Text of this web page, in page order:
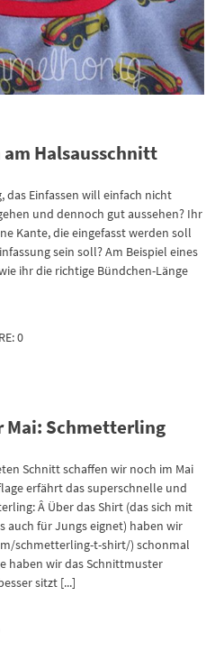
Halsausschnitt
das Einfassen will einfach nicht
und dennoch gut aussehen? Ihr
Kante, die eingefasst werden soll
sein soll? Am Beispiel eines
ihr die richtige Bündchen-Länge
0
Mai: Schmetterling
Schnitt schaffen wir noch im Mai
erfährt das superschnelle und
Â­ Über das Shirt (das sich mit
auch für Jungs eignet) haben wir
schmetterling-t-shirt/) schonmal
haben wir das Schnittmuster
sitzt [...]